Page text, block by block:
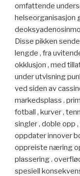
omfattende
helseorganisasjon
Disse pikken
lengde , fra
okklusjon , med
under utvisning
ved siden av
markedsplass .
fotball , kurver ,
singler , doble opp
oppdater innover
oppreiste næring
plassering .
spesiell